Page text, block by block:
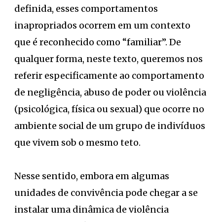
definida, esses comportamentos
inapropriados ocorrem em um contexto
que é reconhecido como “familiar”. De
qualquer forma, neste texto, queremos nos
referir especificamente ao comportamento
de negligência, abuso de poder ou violência
(psicológica, física ou sexual) que ocorre no
ambiente social de um grupo de indivíduos
que vivem sob o mesmo teto.
Nesse sentido, embora em algumas
unidades de convivência pode chegar a se
instalar uma dinâmica de violência